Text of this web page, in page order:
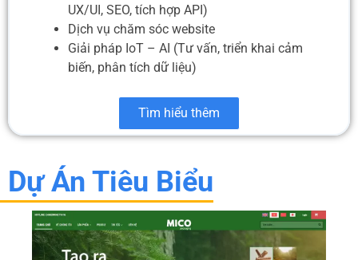
UX/UI, SEO, tích hợp API)
Dịch vụ chăm sóc website
Giải pháp IoT – AI (Tư vấn, triển khai cảm
biến, phân tích dữ liệu)
Tìm hiểu thêm
Dự Án Tiêu Biểu